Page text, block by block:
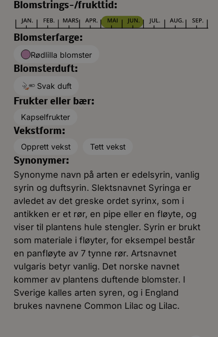
Blomstrings-/frukttid:
Blomsterfarge:
Rødlilla blomster
Blomsterduft:
Svak duft
Frukter eller bær:
Kapselfrukter
Vekstform:
Opprett vekst
Tett vekst
Synonymer:
Synonyme navn på arten er edelsyrin, vanlig
syrin og duftsyrin. Slektsnavnet Syringa er
avledet av det greske ordet syrinx, som i
antikken er et rør, en pipe eller en fløyte, og
viser til plantens hule stengler. Syrin er brukt
som materiale i fløyter, for eksempel består
en panfløyte av 7 tynne rør. Artsnavnet
vulgaris betyr vanlig. Det norske navnet
kommer av plantens duftende blomster. I
Sverige kalles arten syren, og i England
brukes navnene Common Lilac og Lilac.